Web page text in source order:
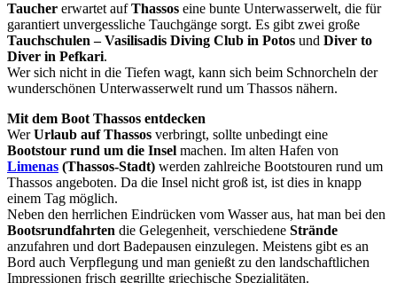
Taucher erwartet aufThassos eine bunte Unterwasserwelt, die für
garantiert unvergessliche Tauchgänge sorgt. Es gibt zwei große
Tauchschulen – Vasilisadis Diving Club in Potos und Diver to
Diver in Pefkari.
Wer sich nicht in die Tiefen wagt, kann sich beim Schnorcheln der
wunderschönen Unterwasserwelt rund um Thassos nähern.
Mit dem Boot Thassos entdecken
WerUrlaub auf Thassos verbringt, sollte unbedingt eine
Bootstour rund um die Insel machen. Im alten Hafen von
Limenas (Thassos-Stadt) werden zahlreiche Bootstouren rund um
Thassos angeboten. Da die Insel nicht groß ist, ist dies in knapp
einem Tag möglich.
Neben den herrlichen Eindrücken vom Wasser aus, hat man bei den
Bootsrundfahrten die Gelegenheit, verschiedene Strände
anzufahren und dort Badepausen einzulegen. Meistens gibt es an
Bord auch Verpflegung und man genießt zu den landschaftlichen
Impressionen frisch gegrillte griechische Spezialitäten.